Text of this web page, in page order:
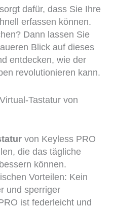
dafür, dass Sie Ihre
erfassen können.
Dann lassen Sie
Blick auf dieses
entdecken, wie der
revolutionieren kann.
Tastatur von
von Keyless PRO
die das tägliche
können.
Vorteilen: Kein
und sperriger
ist federleicht und